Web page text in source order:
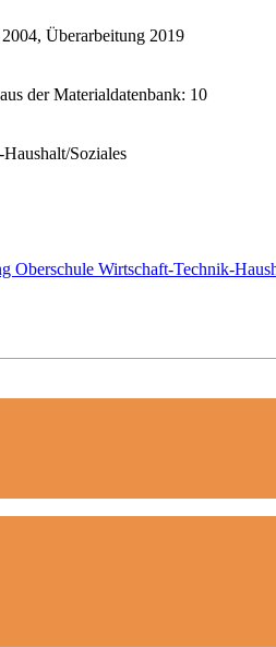
Überarbeitung 2019
der Materialdatenbank: 10
Soziales
Oberschule Wirtschaft-Technik-